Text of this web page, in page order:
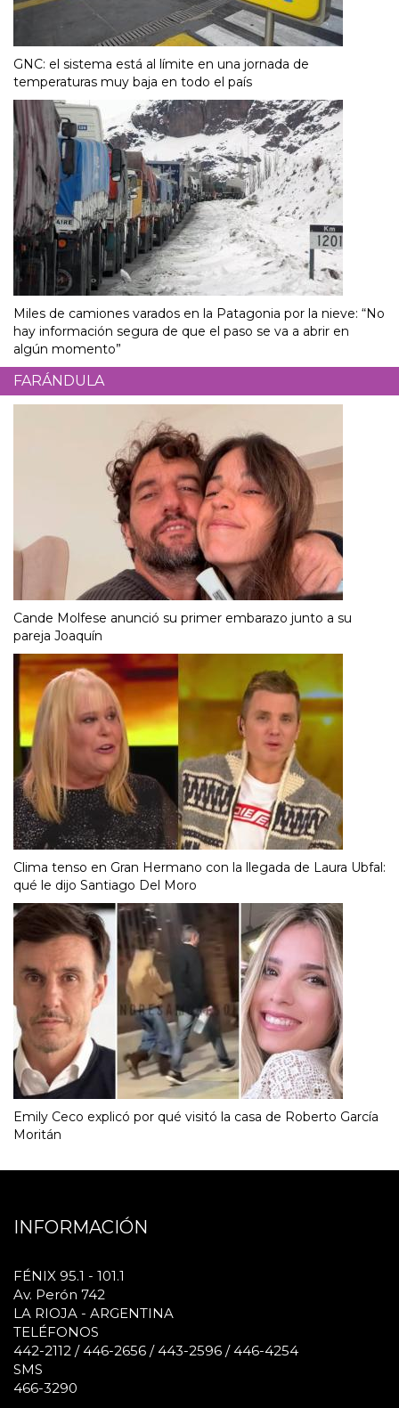
GNC: el sistema está al límite en una jornada de
temperaturas muy baja en todo el país
Miles de camiones varados en la Patagonia por la nieve: “No
hay información segura de que el paso se va a abrir en
algún momento”
FARÁNDULA
Cande Molfese anunció su primer embarazo junto a su
pareja Joaquín
Clima tenso en Gran Hermano con la llegada de Laura Ubfal:
qué le dijo Santiago Del Moro
Emily Ceco explicó por qué visitó la casa de Roberto García
Moritán
INFORMACIÓN
FÉNIX 95.1 - 101.1
Av. Perón 742
LA RIOJA - ARGENTINA
TELÉFONOS
442-2112 / 446-2656 / 443-2596 / 446-4254
SMS
466-3290